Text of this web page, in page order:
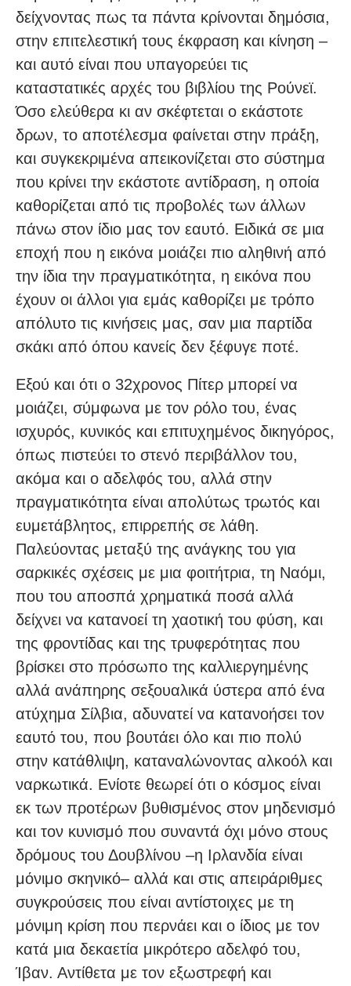
δείχνοντας πως τα πάντα κρίνονται δημόσια,
στην επιτελεστική τους έκφραση και κίνηση –
και αυτό είναι που υπαγορεύει τις
καταστατικές αρχές του βιβλίου της Ρούνεϊ.
Όσο ελεύθερα κι αν σκέφτεται ο εκάστοτε
δρων, το αποτέλεσμα φαίνεται στην πράξη,
και συγκεκριμένα απεικονίζεται στο σύστημα
που κρίνει την εκάστοτε αντίδραση, η οποία
καθορίζεται από τις προβολές των άλλων
πάνω στον ίδιο μας τον εαυτό. Ειδικά σε μια
εποχή που η εικόνα μοιάζει πιο αληθινή από
την ίδια την πραγματικότητα, η εικόνα που
έχουν οι άλλοι για εμάς καθορίζει με τρόπο
απόλυτο τις κινήσεις μας, σαν μια παρτίδα
σκάκι από όπου κανείς δεν ξέφυγε ποτέ.
Εξού και ότι ο 32χρονος Πίτερ μπορεί να
μοιάζει, σύμφωνα με τον ρόλο του, ένας
ισχυρός, κυνικός και επιτυχημένος δικηγόρος,
όπως πιστεύει το στενό περιβάλλον του,
ακόμα και ο αδελφός του, αλλά στην
πραγματικότητα είναι απολύτως τρωτός και
ευμετάβλητος, επιρρεπής σε λάθη.
Παλεύοντας μεταξύ της ανάγκης του για
σαρκικές σχέσεις με μια φοιτήτρια, τη Ναόμι,
που του αποσπά χρηματικά ποσά αλλά
δείχνει να κατανοεί τη χαοτική του φύση, και
της φροντίδας και της τρυφερότητας που
βρίσκει στο πρόσωπο της καλλιεργημένης
αλλά ανάπηρης σεξουαλικά ύστερα από ένα
ατύχημα Σίλβια, αδυνατεί να κατανοήσει τον
εαυτό του, που βουτάει όλο και πιο πολύ
στην κατάθλιψη, καταναλώνοντας αλκοόλ και
ναρκωτικά. Ενίοτε θεωρεί ότι ο κόσμος είναι
εκ των προτέρων βυθισμένος στον μηδενισμό
και τον κυνισμό που συναντά όχι μόνο στους
δρόμους του Δουβλίνου –η Ιρλανδία είναι
μόνιμο σκηνικό– αλλά και στις απειράριθμες
συγκρούσεις που είναι αντίστοιχες με τη
μόνιμη κρίση που περνάει και ο ίδιος με τον
κατά μια δεκαετία μικρότερο αδελφό του,
Ίβαν. Αντίθετα με τον εξωστρεφή και